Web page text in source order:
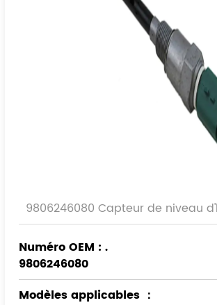
9806246080 Capteur de niveau
Numéro OEM : .
9806246080
Modèles applicables ：